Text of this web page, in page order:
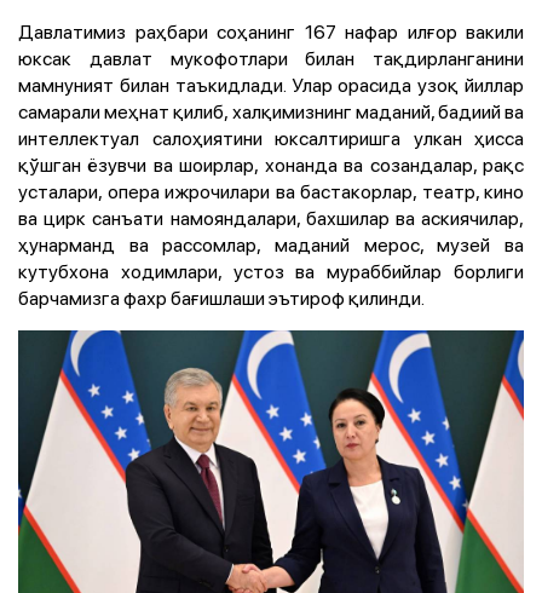
Давлатимиз раҳбари соҳанинг 167 нафар илғор вакили
юксак давлат мукофотлари билан тақдирланганини
мамнуният билан таъкидлади. Улар орасида узоқ йиллар
самарали меҳнат қилиб, халқимизнинг маданий, бадиий ва
интеллектуал салоҳиятини юксалтиришга улкан ҳисса
қўшган ёзувчи ва шоирлар, хонанда ва созандалар, рақс
усталари, опера ижрочилари ва бастакорлар, театр, кино
ва цирк санъати намояндалари, бахшилар ва аскиячилар,
ҳунарманд ва рассомлар, маданий мерос, музей ва
кутубхона ходимлари, устоз ва мураббийлар борлиги
барчамизга фахр бағишлаши эътироф қилинди.